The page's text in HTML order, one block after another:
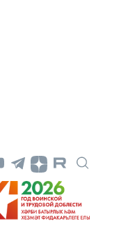
Финансовая